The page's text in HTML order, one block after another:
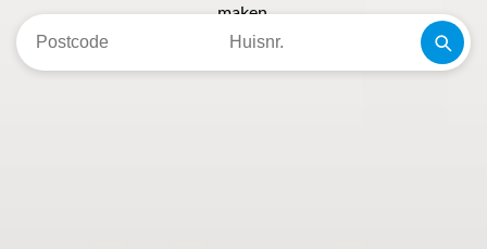
maken.